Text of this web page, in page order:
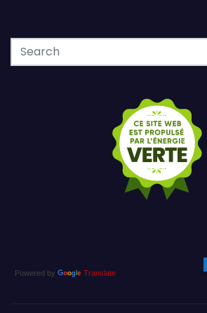
Powered by Translate